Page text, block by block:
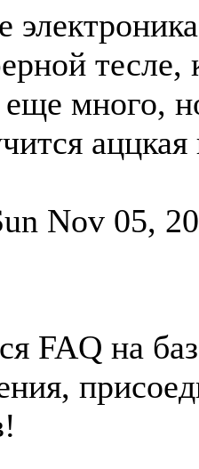
тесле,
много,
аццкая
Nov 05,
FAQ на